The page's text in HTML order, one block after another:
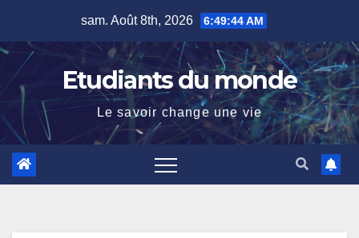
content
sam. Août 8th, 2026 6:49:45 AM
Etudiants du monde
Le savoir change une vie